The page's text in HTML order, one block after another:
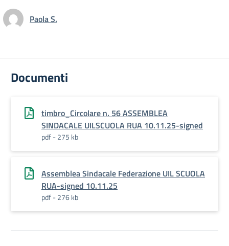
Paola S.
Documenti
timbro_Circolare n. 56 ASSEMBLEA
SINDACALE UILSCUOLA RUA 10.11.25-signed
pdf - 275 kb
Assemblea Sindacale Federazione UIL SCUOLA
RUA-signed 10.11.25
pdf - 276 kb